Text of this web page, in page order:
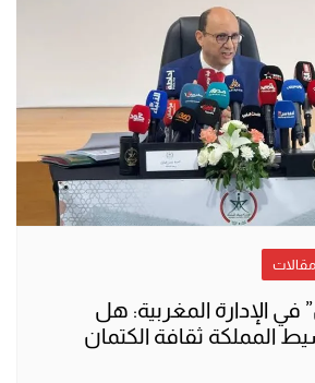
مقالات
الإدارة المغربية: هل
المملكة ثقافة الكتمان